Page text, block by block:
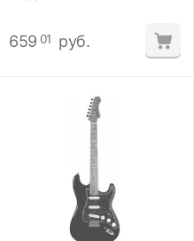
659 01 руб.